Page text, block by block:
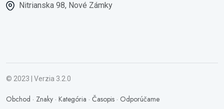
Nitrianska 98, Nové Zámky
© 2023 | Verzia 3.2.0
Obchod · Znaky · Kategória · Časopis · Odporúčame